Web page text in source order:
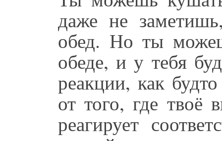
даже не
обед. Но ты
обеде, и у тебя
реакции, как
от того, где твоё
реагирует